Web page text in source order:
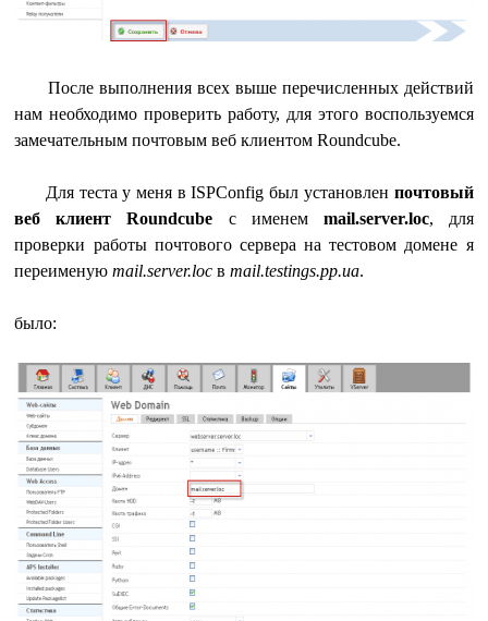
После выполнения всех выше перечисленных действий
нам необходимо проверить работу, для этого воспользуемся
замечательным почтовым веб клиентом Roundcube.
Для теста у меня в ISPConfig был установлен почтовый
веб клиент Roundcube с именем mail.server.loc, для
проверки работы почтового сервера на тестовом домене я
переименуюmail.server.loc вmail.testings.pp.ua.
было: